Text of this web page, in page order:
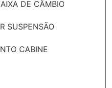
DE CÂMBIO
SUSPENSÃO
CABINE